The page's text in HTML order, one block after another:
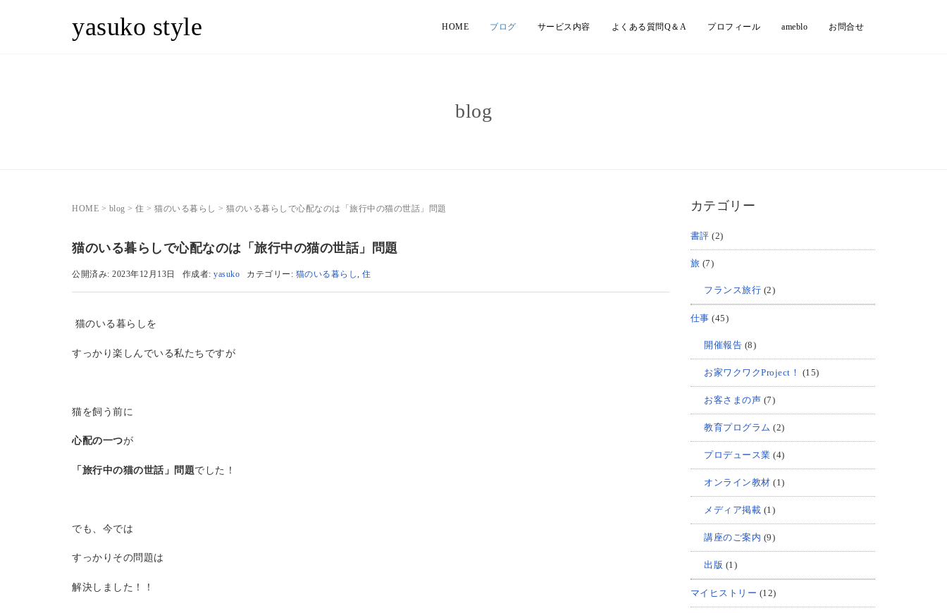
yasuko style HOME ブログ サービス内容 よくある質問Q＆A プロフィール ameblo お問合せ
blog
HOME > blog > 住 > 猫のいる暮らし > 猫のいる暮らしで心配なのは「旅行中の猫の世話」問題
猫のいる暮らしで心配なのは「旅行中の猫の世話」問題
公開済み: 2023年12月13日 作成者: yasuko カテゴリー: 猫のいる暮らし, 住
猫のいる暮らしを
すっかり楽しんでいる私たちですが
猫を飼う前に
心配の一つが
「旅行中の猫の世話」問題でした！
でも、今では
すっかりその問題は
解決しました！！
カテゴリー
書評 (2)
旅 (7)
フランス旅行 (2)
仕事 (45)
開催報告 (8)
お家ワクワクProject！ (15)
お客さまの声 (7)
教育プログラム (2)
プロデュース業 (4)
オンライン教材 (1)
メディア掲載 (1)
講座のご案内 (9)
出版 (1)
マイヒストリー (12)